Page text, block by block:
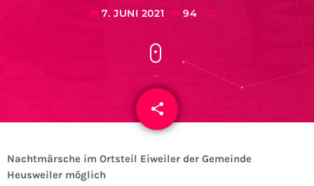
today 7. JUNI 2021 94
share
email
Nachtmärsche im Ortsteil Eiweiler der Gemeinde
Heusweiler möglich